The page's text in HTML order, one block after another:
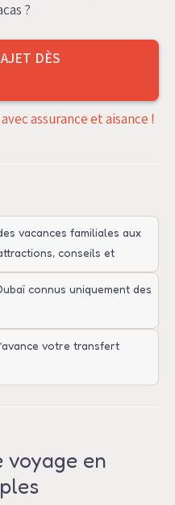
?
DÈS
assurance et aisance !
vacances familiales aux
conseils et
connus uniquement des
votre transfert
voyage en